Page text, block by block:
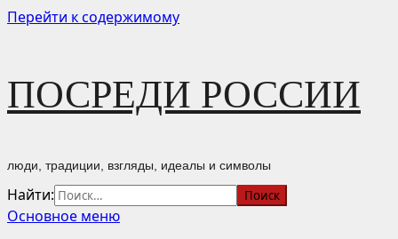
Перейти к содержимому
ПОСРЕДИ РОССИИ
люди, традиции, взгляды, идеалы и символы
Найти:
Основное меню